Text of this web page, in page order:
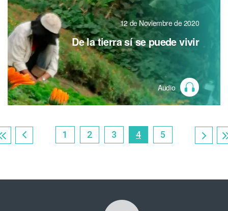
12 de Noviembre de 2020
De la tierra sí se puede vivir
Audio
Paginación Page
1 Page
2 Page
3 Página
4 Page
5